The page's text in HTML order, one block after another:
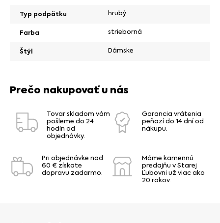
Typ podpätku hrubý
Farba strieborná
Štýl Dámske
Prečo nakupovať u nás
Tovar skladom vám
pošleme do 24
hodín od
objednávky.
Garancia vrátenia
peňazí do 14 dní od
nákupu.
Pri objednávke nad
60 € získate
dopravu zadarmo.
Máme kamennú
predajňu v Starej
Ľubovni už viac ako
20 rokov.